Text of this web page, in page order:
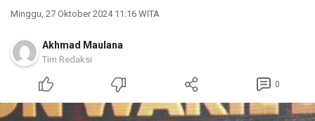
Minggu, 27 Oktober 2024 11:16 WITA
Akhmad Maulana
Tim Redaksi
0